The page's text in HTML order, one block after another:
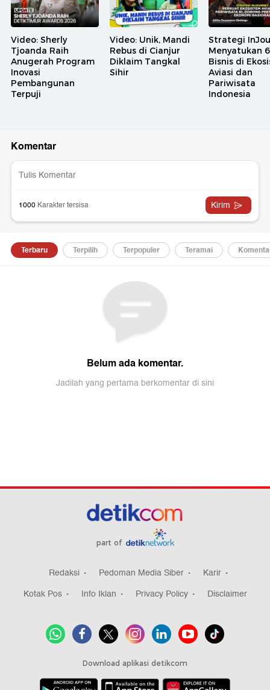
Video: Sherly
Tjoanda Raih
Anugerah Program
Inovasi
Pembangunan
Terpuji
Video: Unik, Mandi
Rebus di Cianjur
Diklaim Tangkal
Sihir
Strategi
Menyatukan
Bisnis di
Aviasi dan
Pariwisata
Indonesia
part of
Redaksi Pedoman Media Siber
Karir
Kotak Pos
Info Iklan Privacy Policy Disclaimer
Download aplikasi detikcom